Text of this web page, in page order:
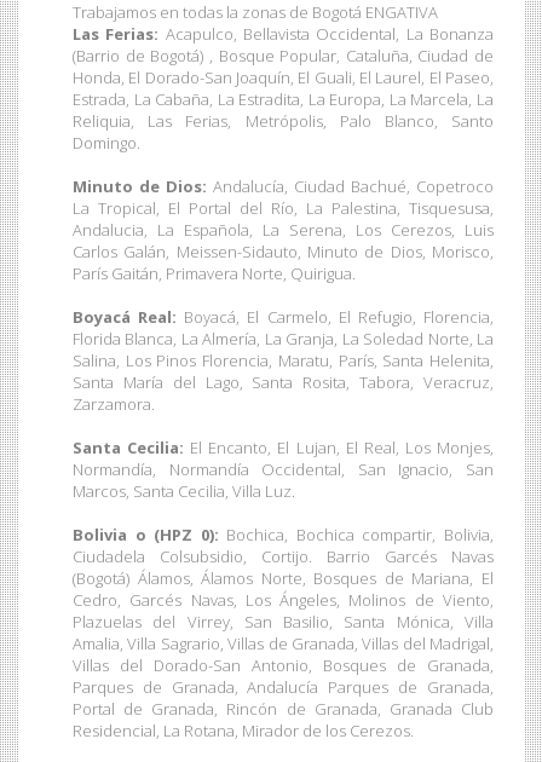
Trabajamos en todas la zonas de Bogotá ENGATIVA
Las Ferias: Acapulco, Bellavista Occidental, La Bonanza
(Barrio de Bogotá) , Bosque Popular, Cataluña, Ciudad de
Honda, El Dorado-San Joaquín, El Guali, El Laurel, El Paseo,
Estrada, La Cabaña, La Estradita, La Europa, La Marcela, La
Reliquia, Las Ferias, Metrópolis, Palo Blanco, Santo
Domingo.
Minuto de Dios: Andalucía, Ciudad Bachué, Copetroco
La Tropical, El Portal del Río, La Palestina, Tisquesusa,
Andalucia, La Española, La Serena, Los Cerezos, Luis
Carlos Galán, Meissen-Sidauto, Minuto de Dios, Morisco,
París Gaitán, Primavera Norte, Quirigua.
Boyacá Real: Boyacá, El Carmelo, El Refugio, Florencia,
Florida Blanca, La Almería, La Granja, La Soledad Norte, La
Salina, Los Pinos Florencia, Maratu, París, Santa Helenita,
Santa María del Lago, Santa Rosita, Tabora, Veracruz,
Zarzamora.
Santa Cecilia: El Encanto, El Lujan, El Real, Los Monjes,
Normandía, Normandía Occidental, San Ignacio, San
Marcos, Santa Cecilia, Villa Luz.
Bolivia o (HPZ 0): Bochica, Bochica compartir, Bolivia,
Ciudadela Colsubsidio, Cortijo. Barrio Garcés Navas
(Bogotá) Álamos, Álamos Norte, Bosques de Mariana, El
Cedro, Garcés Navas, Los Ángeles, Molinos de Viento,
Plazuelas del Virrey, San Basilio, Santa Mónica, Villa
Amalia, Villa Sagrario, Villas de Granada, Villas del Madrigal,
Villas del Dorado-San Antonio, Bosques de Granada,
Parques de Granada, Andalucía Parques de Granada,
Portal de Granada, Rincón de Granada, Granada Club
Residencial, La Rotana, Mirador de los Cerezos.